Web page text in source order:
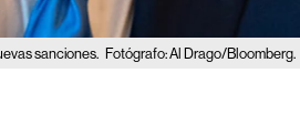
sanciones. Fotógrafo: Al Drago/Bloomberg.